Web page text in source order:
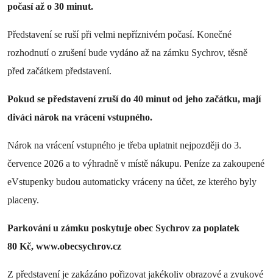
počasí až o 30 minut.
Představení se ruší při velmi nepříznivém počasí. Konečné
rozhodnutí o zrušení bude vydáno až na zámku Sychrov, těsně
před začátkem představení.
Pokud se představení zruší do 40 minut od jeho začátku, mají
diváci nárok na vrácení vstupného.
Nárok na vrácení vstupného je třeba uplatnit nejpozději do 3.
července 2026 a to výhradně v místě nákupu. Peníze za zakoupené
eVstupenky budou automaticky vráceny na účet, ze kterého byly
placeny.
Parkování u zámku poskytuje obec Sychrov za poplatek
80 Kč, www.obecsychrov.cz
Z představení je zakázáno pořizovat jakékoliv obrazové a zvukové